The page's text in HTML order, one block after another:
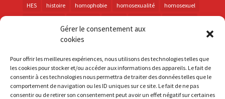
Gérer le consentement aux
cookies
Pour offrir les meilleures expériences, nous utilisons des technologies telles que
les cookies pour stocker et/ou accéder aux informations des appareils. Le fait de
consentir à ces technologies nous permettra de traiter des données telles que le
comportement de navigation ou les ID uniques sur ce site. Le fait de ne pas
consentir ou de retirer son consentement peut avoir un effet négatif sur certaines
HES
histoire homophobie homosexualité
homosexuel
personnes trans
PMA police propositions
prévention
santé
sida trans transphobie UE
Union européenne
vih
violences visibilité élections